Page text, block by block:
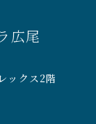
広尾
ックス2階